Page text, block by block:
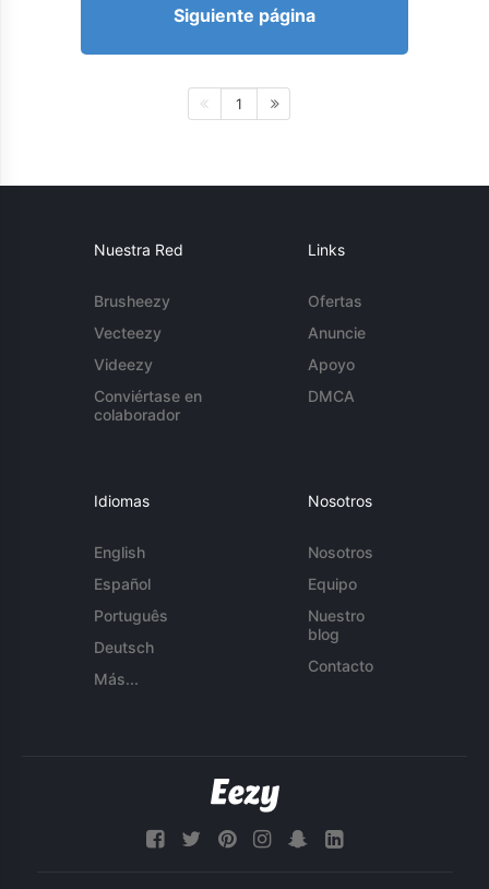
Siguiente página
1
Nuestra Red
Brusheezy
Vecteezy
Videezy
Conviértase en
colaborador
Links
Ofertas
Anuncie
Apoyo
DMCA
Idiomas
English
Español
Português
Deutsch
Más...
Nosotros
Nosotros
Equipo
Nuestro
blog
Contacto